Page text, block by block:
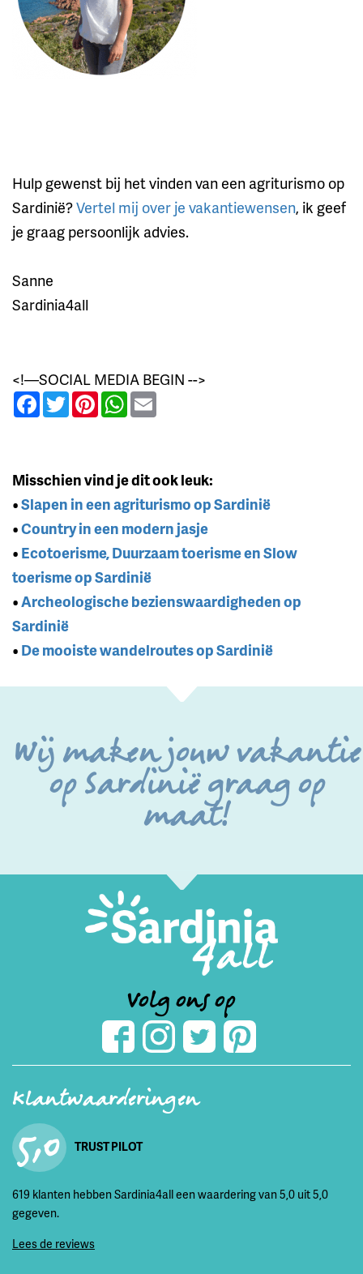
Hulp gewenst bij het vinden van een agriturismo op
Sardinië?Vertel mij over je vakantiewensen, ik geef
je graag persoonlijk advies.
Sanne
Sardinia4all
<!—SOCIAL MEDIA BEGIN -->
Facebook
TwitterPinterestWhatsApp
Misschien vind je dit ook leuk:
•Slapen in een agriturismo op Sardinië
•Country in een modern jasje
• Ecotoerisme, Duurzaam toerisme en Slow
toerisme op Sardinië
•Archeologische bezienswaardigheden op
Sardinië
• De mooiste wandelroutes op Sardinië
Wij maken jouw vakantie
op Sardinië graag op
maat!
Volg ons op
Klantwaarderingen
5,0 TRUST PILOT
619 klanten hebben Sardinia4all een waardering van 5,0 uit 5,0
gegeven.
Lees de reviews